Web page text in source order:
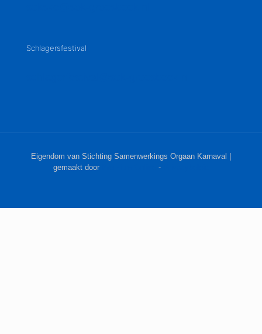
Schlagersfestival
Eigendom van Stichting Samenwerkings Orgaan Karnaval |
gemaakt door
-